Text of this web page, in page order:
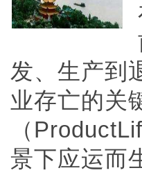
发、生产到
业存亡的关
（
景下应运而